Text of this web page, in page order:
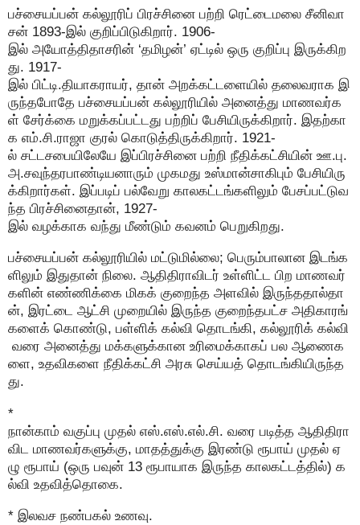
பச்சையப்பன் கல்லூரிப் பிரச்சினை பற்றி ரெட்டைமலை சீனிவா
சன் 1893-இல் குறிப்பிடுகிறார். 1906-
இல் அயோத்திதாசரின் ‘தமிழன்’ ஏட்டில் ஒரு குறிப்பு இருக்கிற
து. 1917-
இல் பிட்டி.தியாகராயர், தான் அறக்கட்டளையில் தலைவராக இ
ருந்தபோதே பச்சையப்பன் கல்லூரியில் அனைத்து மாணவர்க
ள் சேர்க்கை மறுக்கப்பட்டது பற்றிப் பேசியிருக்கிறார். இதற்கா
க எம்.சி.ராஜா குரல் கொடுத்திருக்கிறார். 1921-
ல் சட்டசபையிலேயே இப்பிரச்சினை பற்றி நீதிக்கட்சியின் ஊ.பு.
அ.சவுந்தரபாண்டியனாரும் முகமது உஸ்மான்சாகிபும் பேசியிரு
க்கிறார்கள். இப்படிப் பல்வேறு காலகட்டங்களிலும் பேசப்பட்டுவ
ந்த பிரச்சினைதான், 1927-
இல் வழக்காக வந்து மீண்டும் கவனம் பெறுகிறது.
பச்சையப்பன் கல்லூரியில் மட்டுமில்லை; பெரும்பாலான இடங்க
ளிலும் இதுதான் நிலை. ஆதிதிராவிடர் உள்ளிட்ட பிற மாணவர்
களின் எண்ணிக்கை மிகக் குறைந்த அளவில் இருந்ததால்தா
ன், இரட்டை ஆட்சி முறையில் இருந்த குறைந்தபட்ச அதிகாரங்
களைக் கொண்டு, பள்ளிக் கல்வி தொடங்கி, கல்லூரிக் கல்வி
வரை அனைத்து மக்களுக்கான உரிமைக்காகப் பல ஆணைக
ளை, உதவிகளை நீதிக்கட்சி அரசு செய்யத் தொடங்கியிருந்த
து.
*
நான்காம் வகுப்பு முதல் எஸ்.எஸ்.எல்.சி. வரை படித்த ஆதிதிரா
விட மாணவர்களுக்கு, மாதத்துக்கு இரண்டு ரூபாய் முதல் ஏ
ழு ரூபாய் (ஒரு பவுன் 13 ரூபாயாக இருந்த காலகட்டத்தில்) க
ல்வி உதவித்தொகை.
* இலவச நண்பகல் உணவு.